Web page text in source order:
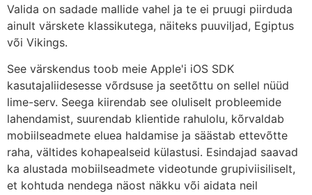
Valida on sadade mallide vahel ja te ei pruugi piirduda
ainult värskete klassikutega, näiteks puuviljad, Egiptus
või Vikings.
See värskendus toob meie Apple'i iOS SDK
kasutajaliidesesse võrdsuse ja seetõttu on sellel nüüd
lime-serv. Seega kiirendab see oluliselt probleemide
lahendamist, suurendab klientide rahulolu, kõrvaldab
mobiilseadmete eluea haldamise ja säästab ettevõtte
raha, vältides kohapealseid külastusi. Esindajad saavad
ka alustada mobiilseadmete videotunde grupiviisiliselt,
et kohtuda nendega näost näkku või aidata neil